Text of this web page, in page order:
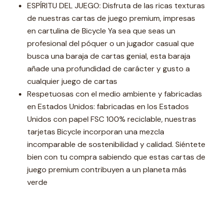
ESPÍRITU DEL JUEGO: Disfruta de las ricas texturas
de nuestras cartas de juego premium, impresas
en cartulina de Bicycle Ya sea que seas un
profesional del póquer o un jugador casual que
busca una baraja de cartas genial, esta baraja
añade una profundidad de carácter y gusto a
cualquier juego de cartas
Respetuosas con el medio ambiente y fabricadas
en Estados Unidos: fabricadas en los Estados
Unidos con papel FSC 100% reciclable, nuestras
tarjetas Bicycle incorporan una mezcla
incomparable de sostenibilidad y calidad. Siéntete
bien con tu compra sabiendo que estas cartas de
juego premium contribuyen a un planeta más
verde